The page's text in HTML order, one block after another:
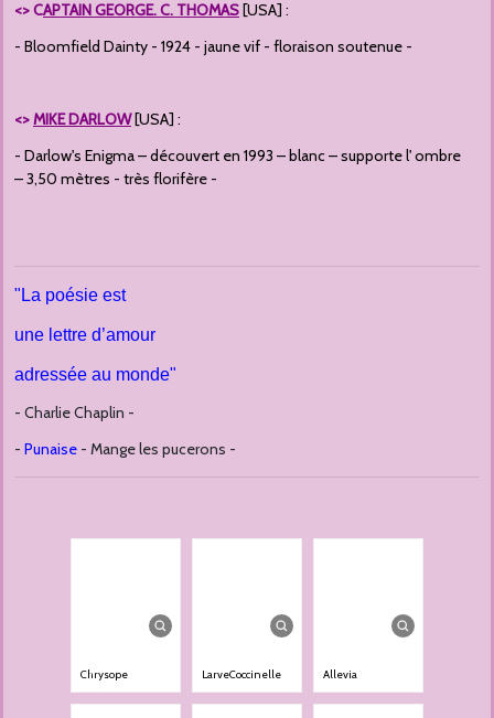
<>CAPTAIN GEORGE. C. THOMAS[USA] :
- Bloomfield Dainty - 1924 - jaune vif - floraison soutenue -
<>MIKE DARLOW[USA] :
- Darlow's Enigma – découvert en 1993 – blanc – supporte l' ombre
– 3,50 mètres - très florifère -
"La poésie est
une lettre d’amour
adressée au monde"
- Charlie Chaplin -
- Punaise - Mange les pucerons -
Chrysope LarveCoccinelle Allevia